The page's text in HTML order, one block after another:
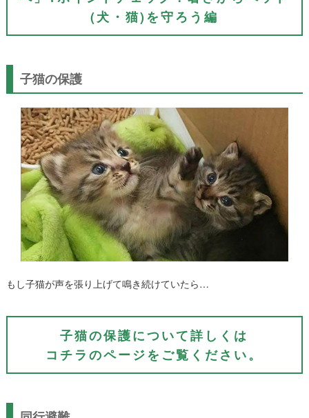
(犬・猫)を守ろう編
子猫の保護
もし子猫が声を張り上げて鳴き続けていたら…
子猫の保護について詳しくは
コチラのページをご覧ください。